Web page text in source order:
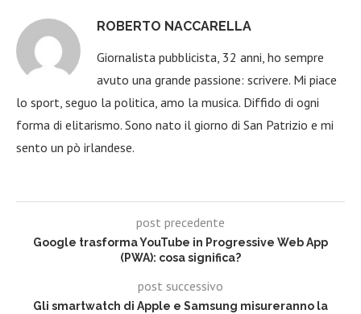
ROBERTO NACCARELLA
Giornalista pubblicista, 32 anni, ho sempre
avuto una grande passione: scrivere. Mi piace
lo sport, seguo la politica, amo la musica. Diffido di ogni
forma di elitarismo. Sono nato il giorno di San Patrizio e mi
sento un pò irlandese.
post precedente
Google trasforma YouTube in Progressive Web App
(PWA): cosa significa?
post successivo
Gli smartwatch di Apple e Samsung misureranno la